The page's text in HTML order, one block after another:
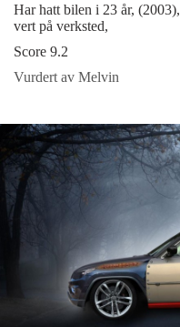
Har hatt bilen i 23 år,
vert på verksted,
Score 9.2
Vurdert av Melvin